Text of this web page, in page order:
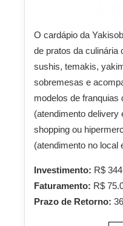
O cardápio da
de pratos da culinária
sushis, temakis,
sobremesas e
modelos de franquias
(atendimento delivery
shopping ou
(atendimento no local
Investimento: R$
Faturamento: R$
Prazo de Retorno: